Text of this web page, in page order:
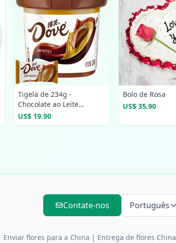
Tigela de 234g -
Chocolate ao Leite
Embalado
US$ 19.90
Bolo de Rosa
US$ 35.90
Contate-nos Português
Enviar flores para a China | Entrega de flores China